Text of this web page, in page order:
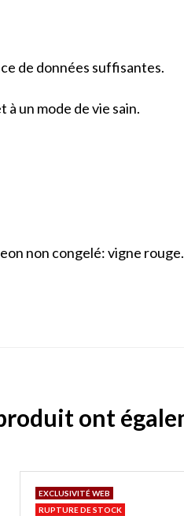
de données suffisantes.
un mode de vie sain.
non congelé: vigne rouge.
ont
EXCLUSIVITÉ WEB
RUPTURE DE STOCK